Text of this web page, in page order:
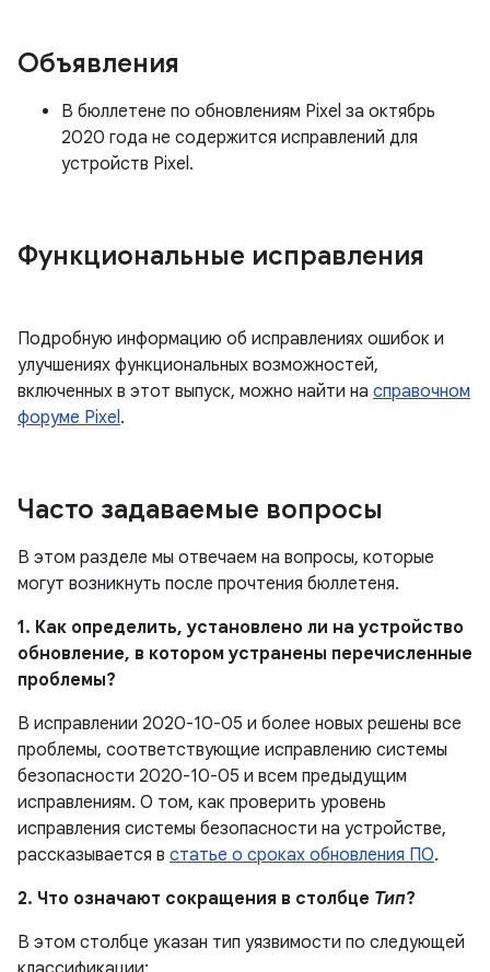
Объявления
В бюллетене по обновлениям Pixel за октябрь
2020 года не содержится исправлений для
устройств Pixel.
Функциональные исправления
Подробную информацию об исправлениях ошибок и
улучшениях функциональных возможностей,
включенных в этот выпуск, можно найти на справочном
форуме Pixel.
Часто задаваемые вопросы
В этом разделе мы отвечаем на вопросы, которые
могут возникнуть после прочтения бюллетеня.
1. Как определить, установлено ли на устройство
обновление, в котором устранены перечисленные
проблемы?
В исправлении 2020-10-05 и более новых решены все
проблемы, соответствующие исправлению системы
безопасности 2020-10-05 и всем предыдущим
исправлениям. О том, как проверить уровень
исправления системы безопасности на устройстве,
рассказывается в статье о сроках обновления ПО.
2. Что означают сокращения в столбце Тип?
В этом столбце указан тип уязвимости по следующей